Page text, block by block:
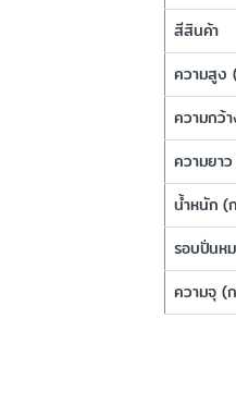
สีสินค้า
ความสูง
ความกว้
ความยา
น้ำหนัก (
รอบปั่นห
ความจุ (